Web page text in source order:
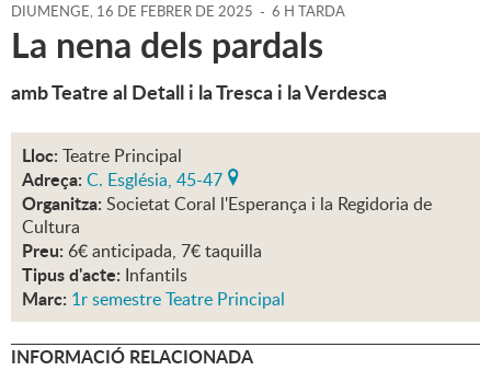
DIUMENGE, 16 DE FEBRER DE 2025 - 6 H TARDA
La nena dels pardals
amb Teatre al Detall i la Tresca i la Verdesca
Lloc: Teatre Principal
Adreça: C. Església, 45-47
Organitza: Societat Coral l'Esperança i la Regidoria de
Cultura
Preu: 6€ anticipada, 7€ taquilla
Tipus d'acte: Infantils
Marc: 1r semestre Teatre Principal
INFORMACIÓ RELACIONADA